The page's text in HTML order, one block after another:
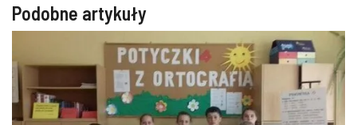
Podobne artykuły